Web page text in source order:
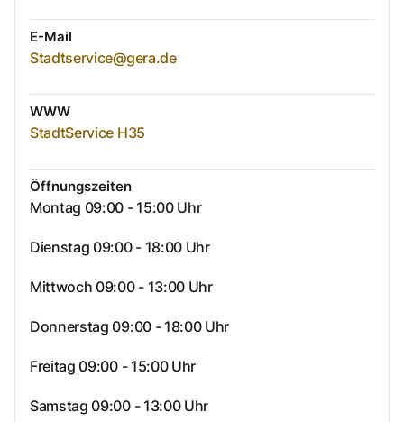
E-Mail
Stadtservice@gera.de
WWW
StadtService H35
Öffnungszeiten
Montag 09:00 - 15:00 Uhr
Dienstag 09:00 - 18:00 Uhr
Mittwoch 09:00 - 13:00 Uhr
Donnerstag 09:00 - 18:00 Uhr
Freitag 09:00 - 15:00 Uhr
Samstag 09:00 - 13:00 Uhr